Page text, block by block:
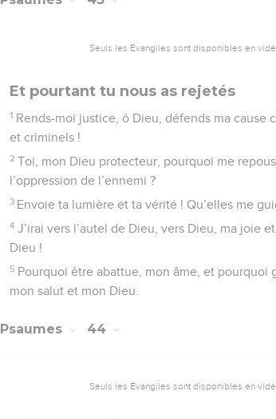
Seuls les Évangiles sont disponibles en
Et pourtant tu nous as rejetés
1 Rends-moi justice, ô Dieu, défends ma
et criminels !
2 Toi, mon Dieu protecteur, pourquoi me
l’oppression de l’ennemi ?
3 Envoie ta lumière et ta vérité ! Qu’elles me
4 J’irai vers l’autel de Dieu, vers Dieu, ma joie
Dieu !
5 Pourquoi être abattue, mon âme, et pourquoi
mon salut et mon Dieu.
Psaumes 44
Seuls les Évangiles sont disponibles en